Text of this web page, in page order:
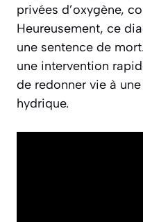
privées d’oxygène,
Heureusement, ce
une sentence de
une intervention
de redonner vie à
hydrique.